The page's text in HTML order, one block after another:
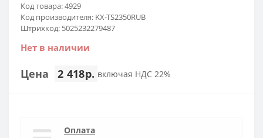
Код товара: 4929
Код производителя: KX-TS2350RUB
Штрихкод: 5025232279487
Нет в наличии
Цена 2 418р. включая НДС 22%
Оплата